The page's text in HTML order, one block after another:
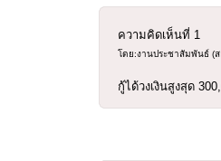
ความคิดเห็นที่ 1
โดย:งานประชาสัมพันธ์ (
กู้ได้วงเงินสูงสุด